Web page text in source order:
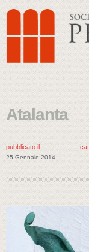
Atalanta
pubblicato il
25 Gennaio 2014